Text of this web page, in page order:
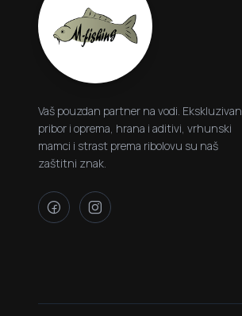
Vaš pouzdan partner na vodi. Ekskluzivan
pribor i oprema, hrana i aditivi, vrhunski
mamci i strast prema ribolovu su naš
zaštitni znak.